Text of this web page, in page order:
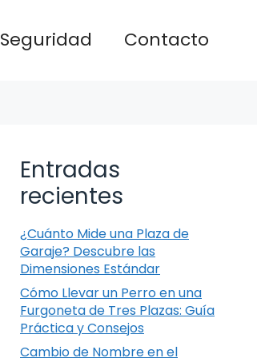
Seguridad Contacto
Entradas
recientes
¿Cuánto Mide una Plaza de
Garaje? Descubre las
Dimensiones Estándar
Cómo Llevar un Perro en una
Furgoneta de Tres Plazas: Guía
Práctica y Consejos
Cambio de Nombre en el